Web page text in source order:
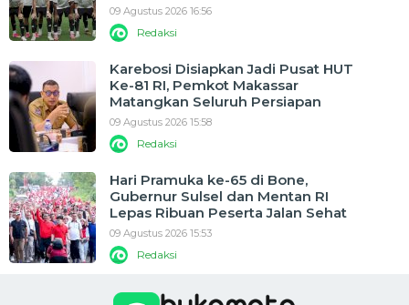
09 Agustus 2026 16:56
Redaksi
Karebosi Disiapkan Jadi Pusat HUT
Ke-81 RI, Pemkot Makassar
Matangkan Seluruh Persiapan
09 Agustus 2026 15:58
Redaksi
Hari Pramuka ke-65 di Bone,
Gubernur Sulsel dan Mentan RI
Lepas Ribuan Peserta Jalan Sehat
09 Agustus 2026 15:53
Redaksi